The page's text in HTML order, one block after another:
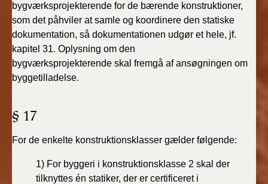
BR18 (1/7-31/12
2018)
BR18 (1/1-30/6
2018)
2010)
bygværksprojekterende for de bærende konstruktioner,
som det påhviler at samle og koordinere den statiske
dokumentation, så dokumentationen udgør et hele, jf.
kapitel 31. Oplysning om den
bygværksprojekterende skal fremgå af ansøgningen om
byggetilladelse.
§ 17
For de enkelte konstruktionsklasser gælder følgende:
1) For byggeri i konstruktionsklasse 2 skal der
tilknyttes én statiker, der er certificeret i